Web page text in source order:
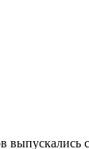
выпускались